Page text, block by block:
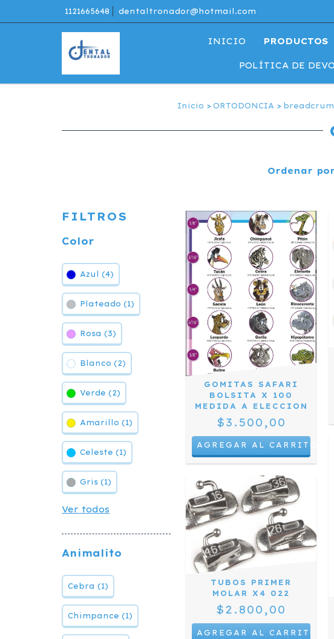
1121665648 dentaltronador@hotmail.com
INICIO PRODUCTOS
POLÍTICA DE
Inicio > ORTODONCIA >
Ordenar por
FILTROS
Color
Azul (4)
Plateado (1)
Rosa (3)
Blanco (2)
Verde (2)
Amarillo (1)
Celeste (1)
Gris (1)
Ver todos
Animalito
Cebra (1)
Chimpance (1)
GOMITAS SAFARI
BOLSITA X 100
MEDIDA A ELECCION
$3.500,00
AGREGAR AL CARRITO
TUBOS PRIMER
MOLAR X4 022
$2.800,00